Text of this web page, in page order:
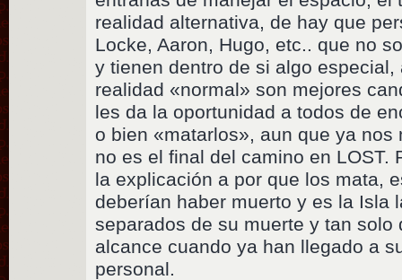
realidad alternativa, de hay que
Locke, Aaron, Hugo, etc.. que no
y tienen dentro de si algo
realidad «normal» son mejores
les da la oportunidad a todos de
o bien «matarlos», aun que ya nos
no es el final del camino en LOST.
la explicación a por que los mata,
deberían haber muerto y es la Isla
separados de su muerte y tan solo
alcance cuando ya han llegado a
personal.